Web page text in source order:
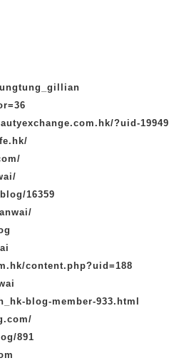
?uid-19949
16359
content.php?uid=188
blog-member-933.html
891